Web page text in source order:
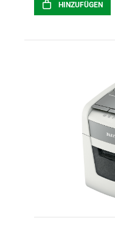
HINZUFÜGEN